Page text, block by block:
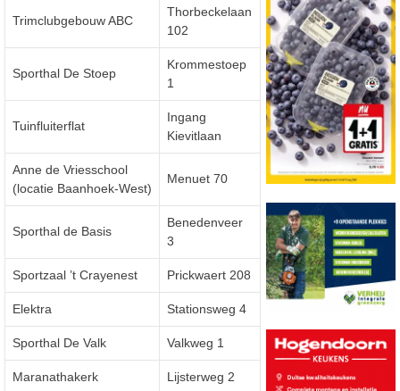
Trimclubgebouw ABC
Thorbeckelaan
102
Sporthal De Stoep
Krommestoep
1
Tuinfluiterflat
Ingang
Kievitlaan
Anne de Vriesschool
(locatie Baanhoek-West)
Menuet 70
Sporthal de Basis
Benedenveer
3
Sportzaal ’t Crayenest Prickwaert 208
Elektra Stationsweg 4
Sporthal De Valk Valkweg 1
Maranathakerk Lijsterweg 2